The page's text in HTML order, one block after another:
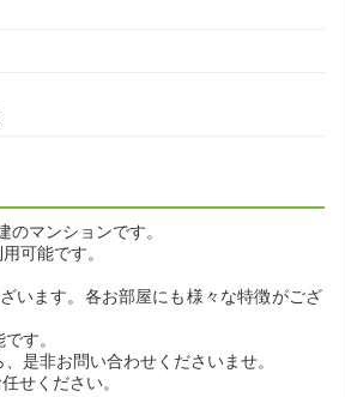
マンションです。
可能です。
います。各お部屋にも様々な特徴がござ
す。
是非お問い合わせくださいませ。
せください。